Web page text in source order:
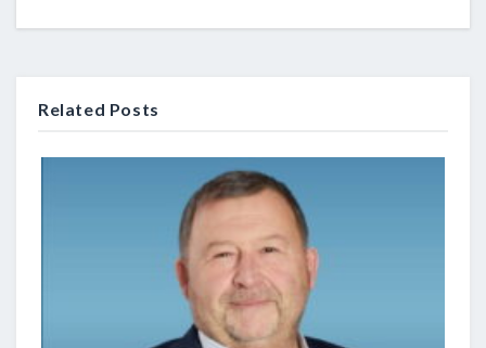
Related Posts